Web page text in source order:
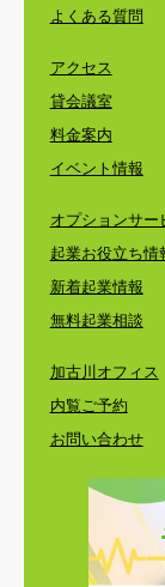
よくある質問
アクセス
貸会議室
料金案内
イベント情報
オプションサー
起業お役立ち情
新着起業情報
無料起業相談
加古川オフィス
内覧ご予約
お問い合わせ
©レン
バ
〒650-